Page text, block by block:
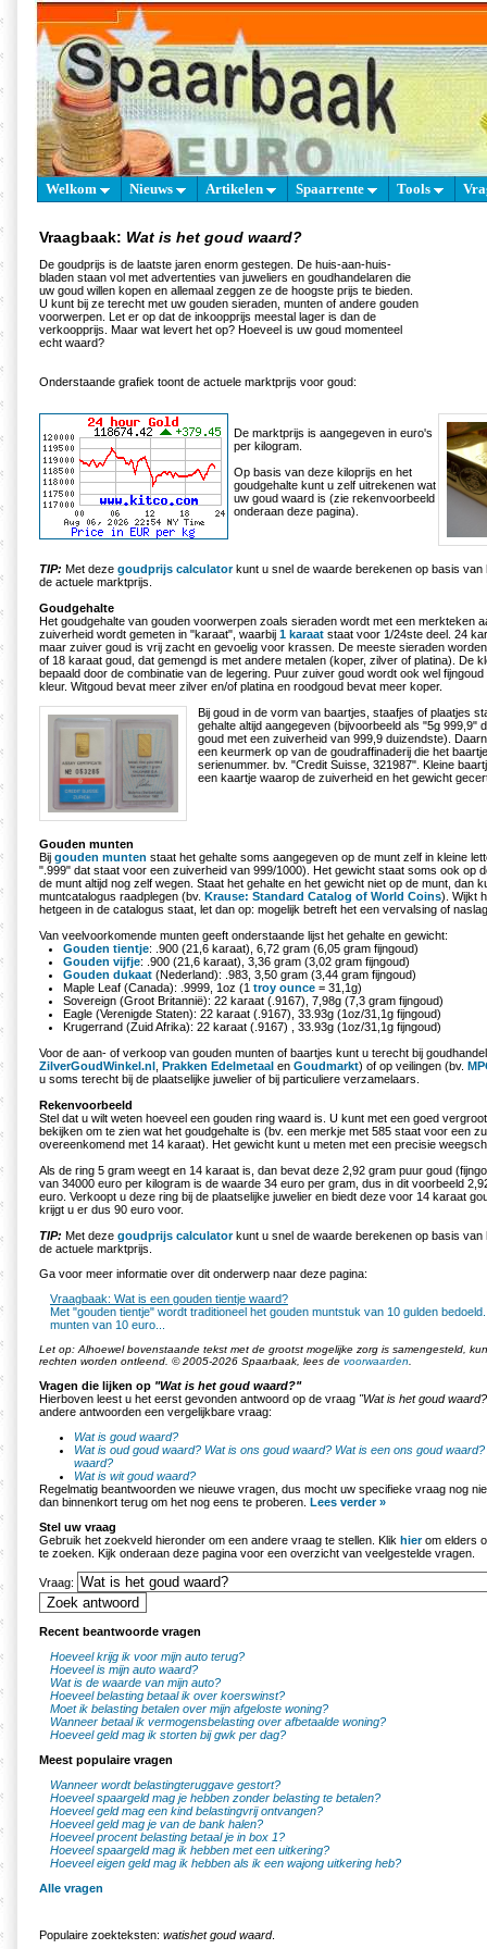
Welkom Nieuws Artikelen Spaarrente Tools
Vraagbaak: Wat is het goud waard?
De goudprijs is de laatste jaren enorm gestegen. De huis-aan-huis-
bladen staan vol met advertenties van juweliers en goudhandelaren die
uw goud willen kopen en allemaal zeggen ze de hoogste prijs te bieden.
U kunt bij ze terecht met uw gouden sieraden, munten of andere gouden
voorwerpen. Let er op dat de inkoopprijs meestal lager is dan de
verkoopprijs. Maar wat levert het op? Hoeveel is uw goud momenteel
echt waard?
Onderstaande grafiek toont de actuele marktprijs voor goud:
De marktprijs is aangegeven in euro's
per kilogram.
Op basis van deze kiloprijs en het
goudgehalte kunt u zelf uitrekenen wat
uw goud waard is (zie rekenvoorbeeld
onderaan deze pagina).
TIP: Met deze goudprijs calculatorkunt u snel de waarde berekenen op basis van
de actuele marktprijs.
Goudgehalte
Het goudgehalte van gouden voorwerpen zoals sieraden wordt met een merkteken
zuiverheid wordt gemeten in "karaat", waarbij 1 karaat staat voor 1/24ste deel. 24
maar zuiver goud is vrij zacht en gevoelig voor krassen. De meeste sieraden
of 18 karaat goud, dat gemengd is met andere metalen (koper, zilver of platina). De
bepaald door de combinatie van de legering. Puur zuiver goud wordt ook wel
kleur. Witgoud bevat meer zilver en/of platina en roodgoud bevat meer koper.
Bij goud in de vorm van baartjes, staafjes of plaatjes
gehalte altijd aangegeven (bijvoorbeeld als "5g 999,9"
goud met een zuiverheid van 999,9 duizendste).
een keurmerk op van de goudraffinaderij die het
serienummer. bv. "Credit Suisse, 321987". Kleine
een kaartje waarop de zuiverheid en het gewicht
Gouden munten
Bij gouden munten staat het gehalte soms aangegeven op de munt zelf in kleine
".999" dat staat voor een zuiverheid van 999/1000). Het gewicht staat soms ook op
de munt altijd nog zelf wegen. Staat het gehalte en het gewicht niet op de munt, dan
muntcatalogus raadplegen (bv. Krause: Standard Catalog of World Coins). Wijkt
hetgeen in de catalogus staat, let dan op: mogelijk betreft het een vervalsing of
Van veelvoorkomende munten geeft onderstaande lijst het gehalte en gewicht:
Gouden tientje: .900 (21,6 karaat), 6,72 gram (6,05 gram fijngoud)
Gouden vijfje: .900 (21,6 karaat), 3,36 gram (3,02 gram fijngoud)
Gouden dukaat (Nederland): .983, 3,50 gram (3,44 gram fijngoud)
Maple Leaf (Canada): .9999, 1oz (1 troy ounce = 31,1g)
Sovereign (Groot Britannië): 22 karaat (.9167), 7,98g (7,3 gram fijngoud)
Eagle (Verenigde Staten): 22 karaat (.9167), 33.93g (1oz/31,1g fijngoud)
Krugerrand (Zuid Afrika): 22 karaat (.9167) , 33.93g (1oz/31,1g fijngoud)
Voor de aan- of verkoop van gouden munten of baartjes kunt u terecht bij
ZilverGoudWinkel.nl
Prakken Edelmetaal en Goudmarkt) of op veilingen (bv.
u soms terecht bij de plaatselijke juwelier of bij particuliere verzamelaars.
Rekenvoorbeeld
Stel dat u wilt weten hoeveel een gouden ring waard is. U kunt met een goed
bekijken om te zien wat het goudgehalte is (bv. een merkje met 585 staat voor een
overeenkomend met 14 karaat). Het gewicht kunt u meten met een precisie
Als de ring 5 gram weegt en 14 karaat is, dan bevat deze 2,92 gram puur goud
van 34000 euro per kilogram is de waarde 34 euro per gram, dus in dit voorbeeld
euro. Verkoopt u deze ring bij de plaatselijke juwelier en biedt deze voor 14 karaat
krijgt u er dus 90 euro voor.
TIP: Met deze goudprijs calculatorkunt u snel de waarde berekenen op basis van
de actuele marktprijs.
Ga voor meer informatie over dit onderwerp naar deze pagina:
Vraagbaak: Wat is een gouden tientje waard?
Met "gouden tientje" wordt traditioneel het gouden muntstuk van 10 gulden
munten van 10 euro...
Let op: Alhoewel bovenstaande tekst met de grootst mogelijke zorg is samengesteld,
rechten worden ontleend. © 2005-2026 Spaarbaak, lees de voorwaarden.
Vragen die lijken op "Wat is het goud waard?"
Hierboven leest u het eerst gevonden antwoord op de vraag "Wat is het goud
andere antwoorden een vergelijkbare vraag:
Wat is goud waard?
Wat is oud goud waard? Wat is ons goud waard? Wat is een ons goud waard?
waard?
Wat is wit goud waard?
Regelmatig beantwoorden we nieuwe vragen, dus mocht uw specifieke vraag nog
dan binnenkort terug om het nog eens te proberen.
Lees verder »
Stel uw vraag
Gebruik het zoekveld hieronder om een andere vraag te stellen. Klik hierom elders
te zoeken. Kijk onderaan deze pagina voor een overzicht van veelgestelde vragen.
Vraag:
Recent beantwoorde vragen
Hoeveel krijg ik voor mijn auto terug?
Hoeveel is mijn auto waard?
Wat is de waarde van mijn auto?
Hoeveel belasting betaal ik over koerswinst?
Moet ik belasting betalen over mijn afgeloste woning?
Wanneer betaal ik vermogensbelasting over afbetaalde woning?
Hoeveel geld mag ik storten bij gwk per dag?
Meest populaire vragen
Wanneer wordt belastingteruggave gestort?
Hoeveel spaargeld mag je hebben zonder belasting te betalen?
Hoeveel geld mag een kind belastingvrij ontvangen?
Hoeveel geld mag je van de bank halen?
Hoeveel procent belasting betaal je in box 1?
Hoeveel spaargeld mag ik hebben met een uitkering?
Hoeveel eigen geld mag ik hebben als ik een wajong uitkering heb?
Alle vragen
Populaire zoekteksten: watishet goud waard.